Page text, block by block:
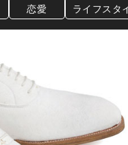
恋愛 ライフスタ